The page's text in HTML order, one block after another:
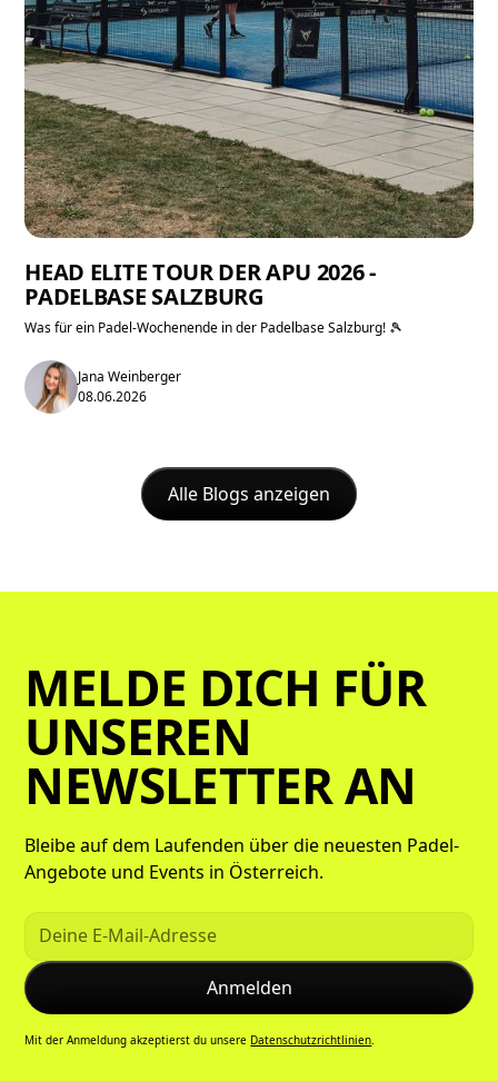
HEAD ELITE TOUR DER APU 2026 -
PADELBASE SALZBURG
Was für ein Padel-Wochenende in der Padelbase Salzburg! 🎾
Jana Weinberger
08.06.2026
Alle Blogs anzeigen
MELDE DICH FÜR
UNSEREN
NEWSLETTER AN
Bleibe auf dem Laufenden über die neuesten Padel-
Angebote und Events in Österreich.
Mit der Anmeldung akzeptierst du unsere Datenschutzrichtlinien.